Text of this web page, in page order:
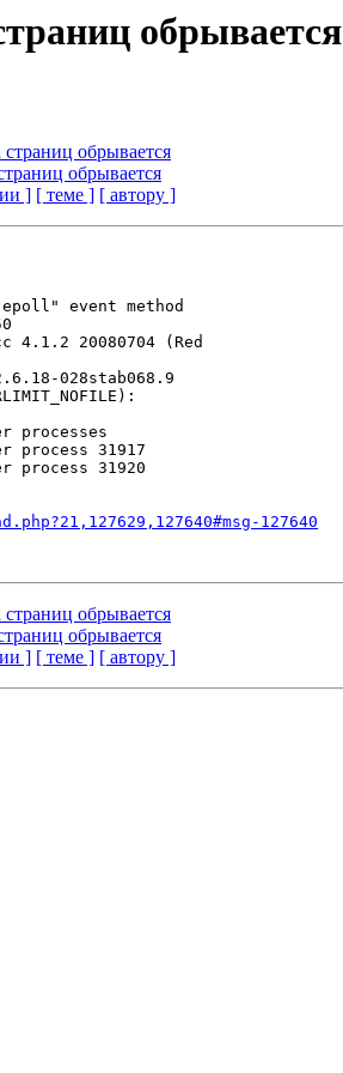
обрывается
страниц обрывается
обрывается
] [ теме ] [ автору ]
event method
20080704 (Red
028stab068.9
processes
process 31917
process 31920
127640
страниц обрывается
обрывается
] [ теме ] [ автору ]